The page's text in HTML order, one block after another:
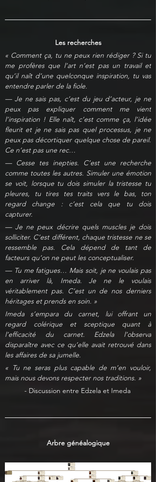
Les recherches
« Comment ça, tu ne peux rien rédiger ? Si tu
me profères que l’art n’est pas un travail et
qu’il naît d’une quelconque inspiration, tu vas
entendre parler de la fiole.
— Je ne sais pas, c’est du jeu d’acteur, je ne
peux pas expliquer comment me vient
l’inspiration ! Elle naît, c’est comme ça, l’idée
fleurit et je ne sais pas quel processus, je ne
peux pas décortiquer quelque chose de pareil.
Ce n’est pas une rec…
— Cesse tes inepties. C’est une recherche
comme toutes les autres. Simuler une émotion
se voit, lorsque tu dois simuler la tristesse tu
pleures, tu tires tes traits vers le bas, ton
regard change : c’est cela que tu dois
capturer.
— Je ne peux décrire quels muscles je dois
solliciter. C’est différent, chaque tristesse ne se
ressemble pas. Cela dépend de tant de
facteurs qu’on ne peut les conceptualiser.
— Tu me fatigues… Mais soit, je ne voulais pas
en arriver là, Imeda. Je ne le voulais
véritablement pas. C’est un de nos derniers
héritages et prends en soin. »
Imeda s’empara du carnet, lui offrant un
regard colérique et sceptique quant à
l’efficacité du carnet. Edzela l’observa
disparaître avec ce qu’elle avait retrouvé dans
les affaires de sa jumelle.
« Tu ne seras plus capable de m’en vouloir,
mais nous devons respecter nos traditions. »
- Discussion entre Edzela et Imeda
Arbre généalogique